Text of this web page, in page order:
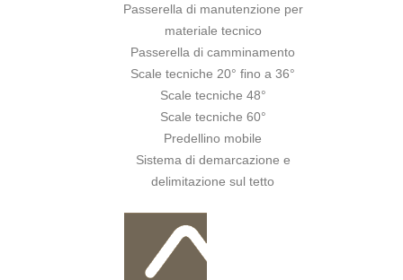
Passerella di manutenzione per
materiale tecnico
Passerella di camminamento
Scale tecniche 20° fino a 36°
Scale tecniche 48°
Scale tecniche 60°
Predellino mobile
Sistema di demarcazione e
delimitazione sul tetto